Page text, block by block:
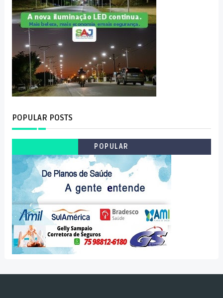
POPULAR POSTS
POPULAR